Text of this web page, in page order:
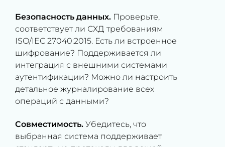
Безопасность данных. Проверьте,
соответствует ли СХД требованиям
ISO/IEC 27040:2015. Есть ли встроенное
шифрование? Поддерживается ли
интеграция с внешними системами
аутентификации? Можно ли настроить
детальное журналирование всех
операций с данными?
Совместимость. Убедитесь, что
выбранная система поддерживает